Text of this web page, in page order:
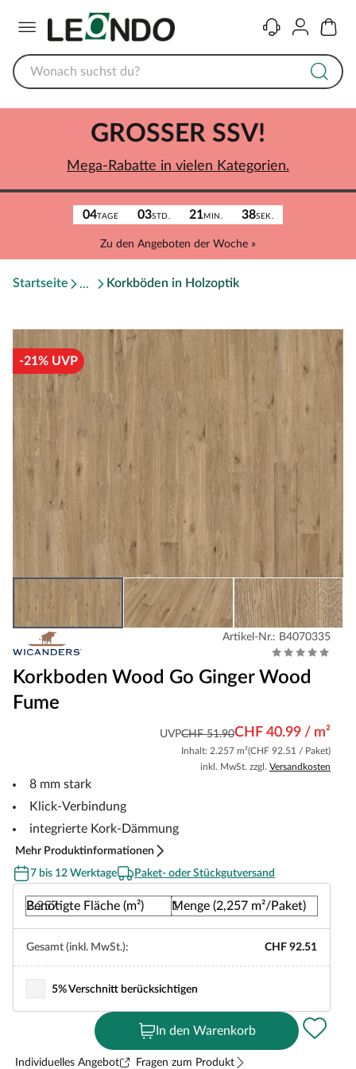
KontaktKonto
04TAGE 03STD. 21MIN. 38SEK.
Zu den Angeboten der Woche »
GROSSER SSV!
Mega-Rabatte in vielen Kategorien.
Startseite Korkböden in Holzoptik
-21% UVP
Artikel-Nr.: B4070335
Korkboden Wood Go Ginger Wood
Fume
UVPCHF 51.90CHF 40.99 / m²
Inhalt: 2.257 m²(CHF 92.51 / Paket)
inkl. MwSt. zzgl. Versandkosten
8 mm stark
Klick-Verbindung
integrierte Kork-Dämmung
Mehr Produktinformationen
7 bis 12 Werktage
Paket- oder Stückgutversand
Benötigte Fläche (m²) Menge (2,257 m²/Paket)
Gesamt (inkl. MwSt.): CHF 92.51
5% Verschnitt berücksichtigen
In den Warenkorb
Individuelles Angebot Fragen zum Produkt